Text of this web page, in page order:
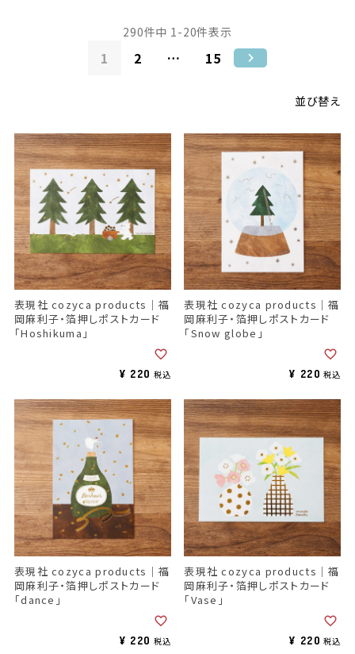
並び替え
290件中 1 -20件表示
1 2 … 15
表現社 cozyca products｜福
岡麻利子・箔押しポストカード
「Hoshikuma」
¥ 220 税込
表現社 cozyca products｜福
岡麻利子・箔押しポストカード
「Snow globe」
¥ 220 税込
表現社 cozyca products｜福
岡麻利子・箔押しポストカード
「dance」
¥ 220 税込
表現社 cozyca products｜福
岡麻利子・箔押しポストカード
「Vase」
¥ 220 税込